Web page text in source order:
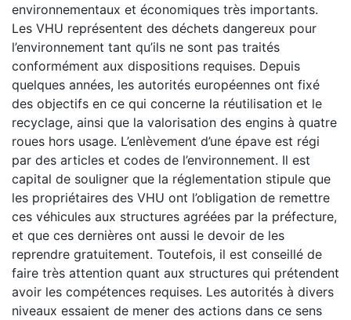
environnementaux et économiques très importants.
Les VHU représentent des déchets dangereux pour
l’environnement tant qu’ils ne sont pas traités
conformément aux dispositions requises. Depuis
quelques années, les autorités européennes ont fixé
des objectifs en ce qui concerne la réutilisation et le
recyclage, ainsi que la valorisation des engins à quatre
roues hors usage. L’enlèvement d’une épave est régi
par des articles et codes de l’environnement. Il est
capital de souligner que la réglementation stipule que
les propriétaires des VHU ont l’obligation de remettre
ces véhicules aux structures agréées par la préfecture,
et que ces dernières ont aussi le devoir de les
reprendre gratuitement. Toutefois, il est conseillé de
faire très attention quant aux structures qui prétendent
avoir les compétences requises. Les autorités à divers
niveaux essaient de mener des actions dans ce sens